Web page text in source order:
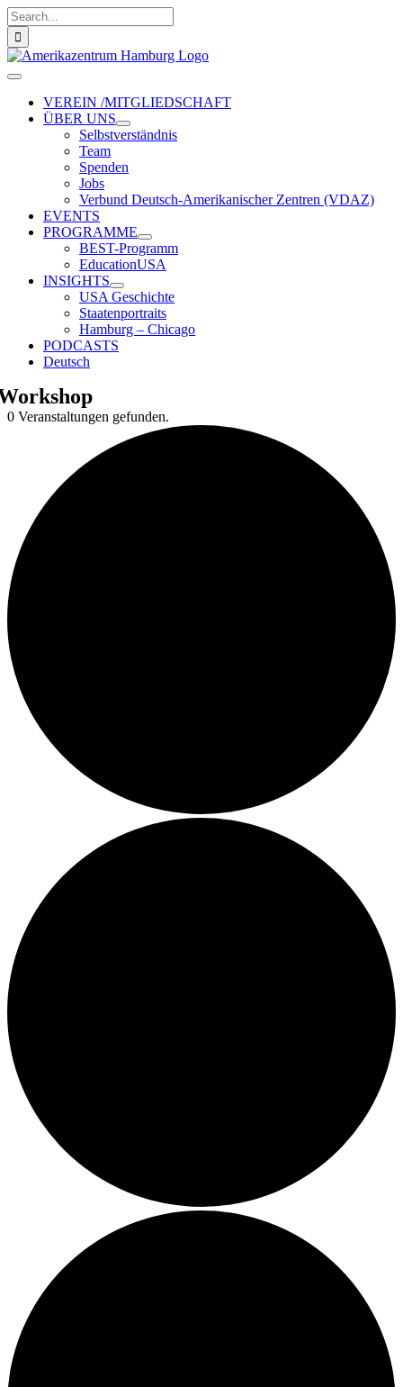
Zum
Inhalt
springen
Suche
nach:
Toggle
NavigationVEREIN /MITGLIEDSCHAFT
ÜBER UNS
Selbstverständnis
Team
Spenden
Jobs
Verbund Deutsch-Amerikanischer Zentren (VDAZ)
EVENTS
PROGRAMME
BEST-Programm
EducationUSA
INSIGHTS
USA Geschichte
Staatenportraits
Hamburg – Chicago
PODCASTS
Deutsch
0 Veranstaltungen gefunden.